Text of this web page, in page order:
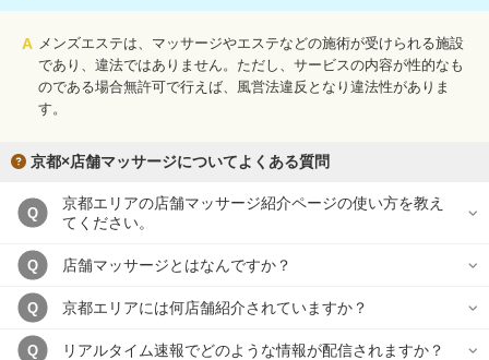
A メンズエステは、マッサージやエステなどの施術が受けられる施設
であり、違法ではありません。ただし、サービスの内容が性的なも
のである場合無許可で行えば、風営法違反となり違法性がありま
す。
京都×店舗マッサージについてよくある質問
Q
京都エリアの店舗マッサージ紹介ページの使い方を教え
てください。
Q 店舗マッサージとはなんですか？
Q 京都エリアには何店舗紹介されていますか？
Q リアルタイム速報でどのような情報が配信されますか？